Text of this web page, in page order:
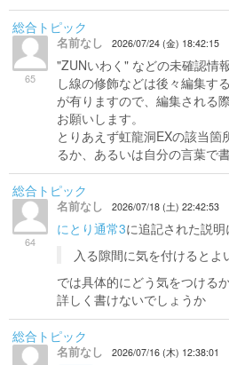
総合トピック
65
名前なし 2026/07/24 (金) 18:42:15
"ZUNいわく" などの未確認情
し線の修飾などは後々編集す
が有りますので、編集される
お願いします。
とりあえず虹龍洞EXの該当
るか、あるいは自分の言葉で
総合トピック
64
名前なし 2026/07/18 (土) 22:42:53
にとり通常3に追記された説明
入る隙間に気を付けるとよ
では具体的にどう気をつける
詳しく書けないでしょうか
総合トピック
名前なし 2026/07/16 (木) 12:38:01